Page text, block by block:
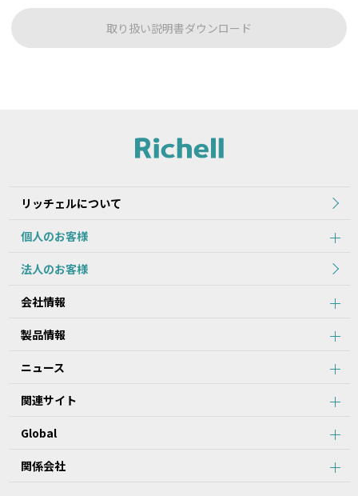
に従い本サービスを利用いただくものとし、本規約に同意いただけ
ない場合には本サービスをご利用いただけないものとします。
本サイトに公開されている本データ等は、原則として製品が発売さ
れた当初のものを掲載しています。
製品本体に同梱されている本データ等の内容と異なる場合がありま
す。
1.本データ等について、当該製品を購入されたお客様以外からのお
問い合わせにはお応えできない場合がありますことをご了承くださ
2.本サービスでは、すべての製品の本データ等を提供しているわけ
当該製品につき本データ等をご提供できない場合がありますので、
3.取扱説明書に記載の安全上のご注意は、本データ等が制作された
4.製品には、取扱説明書を補足するために、取扱説明書以外の印刷
を提供していません。
取り扱い説明書ダウンロード
リッチェルについて
個人のお客様
法人のお客様
会社情報
製品情報
ニュース
関連サイト
Global
関係会社